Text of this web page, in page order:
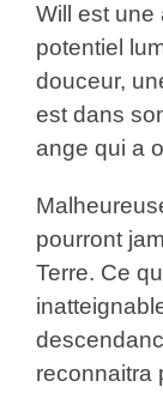
Will est une
potentiel
douceur,
est dans
ange qui a
pourront
Terre. Ce
reconnaitra